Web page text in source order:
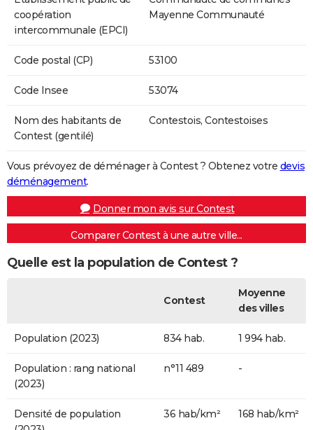
coopération
intercommunale (EPCI)
Mayenne Communauté
Code postal (CP) 53100
Code Insee 53074
Nom des habitants de
Contest (gentilé)
Contestois, Contestoises
Vous prévoyez de déménager à Contest ? Obtenez votre devis
déménagement.
Donner mon avis sur Contest
Comparer Contest à une autre ville...
Quelle est la population de Contest ?
Contest
Moyenne
des villes
Population (2023) 834 hab. 1 994 hab.
Population : rang national
(2023)
n°11 489 -
Densité de population
36 hab/km² 168 hab/km²